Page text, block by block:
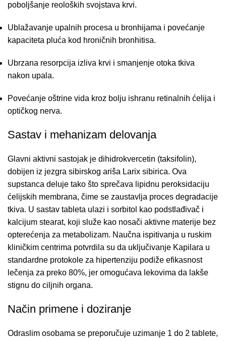
poboljšanje reoloških svojstava krvi.
Ublažavanje upalnih procesa u bronhijama i povećanje
kapaciteta pluća kod hroničnih bronhitisa.
Ubrzana resorpcija izliva krvi i smanjenje otoka tkiva
nakon upala.
Povećanje oštrine vida kroz bolju ishranu retinalnih ćelija i
optičkog nerva.
Sastav i mehanizam delovanja
Glavni aktivni sastojak je dihidrokvercetin (taksifolin),
dobijen iz jezgra sibirskog ariša Larix sibirica. Ova
supstanca deluje tako što sprečava lipidnu peroksidaciju
ćelijskih membrana, čime se zaustavlja proces degradacije
tkiva. U sastav tableta ulazi i sorbitol kao podstlađivač i
kalcijum stearat, koji služe kao nosači aktivne materije bez
opterećenja za metabolizam. Naučna ispitivanja u ruskim
kliničkim centrima potvrdila su da uključivanje Kapilara u
standardne protokole za hipertenziju podiže efikasnost
lečenja za preko 80%, jer omogućava lekovima da lakše
stignu do ciljnih organa.
Način primene i doziranje
Odraslim osobama se preporučuje uzimanje 1 do 2 tablete,